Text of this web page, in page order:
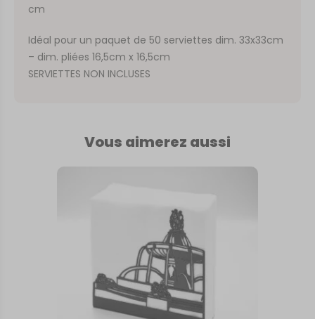
cm
Idéal pour un paquet de 50 serviettes dim. 33x33cm
– dim. pliées 16,5cm x 16,5cm
SERVIETTES NON INCLUSES
Vous aimerez aussi